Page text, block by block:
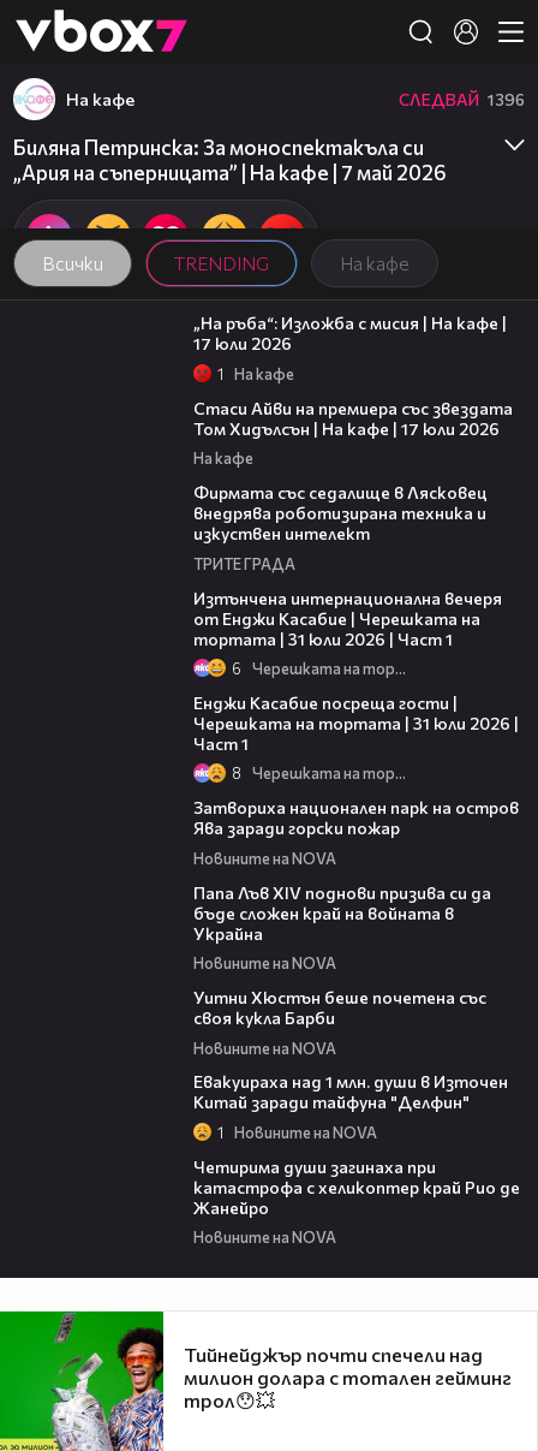
👾
Всички TRENDING На кафе
На кафе СЛЕДВАЙ 1396
Биляна Петринска: За моноспектакъла си
„Ария на съперницата” | На кафе | 7 май 2026
09:09
„На ръба“: Изложба с мисия | На кафе |
17 юли 2026
1 На кафе
Стаси Айви на премиера със звездата
Том Хидълсън | На кафе | 17 юли 2026
На кафе
Фирмата със седалище в Лясковец
внедрява роботизирана техника и
изкуствен интелект
ТРИТЕ ГРАДА
Изтънчена интернационална вечеря
от Енджи Касабие | Черешката на
тортата | 31 юли 2026 | Част 1
6 Черешката на тортата
Енджи Касабие посреща гости |
Черешката на тортата | 31 юли 2026 |
Част 1
8 Черешката на тортата
Затвориха национален парк на остров
Ява заради горски пожар
Новините на NOVA
Папа Лъв XIV поднови призива си да
бъде сложен край на войната в
Украйна
Новините на NOVA
Уитни Хюстън беше почетена със
своя кукла Барби
Новините на NOVA
Евакуираха над 1 млн. души в Източен
Китай заради тайфуна "Делфин"
1 Новините на NOVA
Четирима души загинаха при
катастрофа с хеликоптер край Рио де
Жанейро
Новините на NOVA
Тийнейджър почти спечели над
милион долара с тотален гейминг
трол😯💥